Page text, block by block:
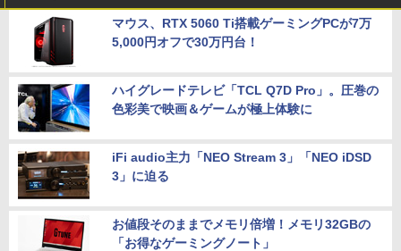
マウス、RTX 5060 Ti搭載ゲーミングPCが7万
5,000円オフで30万円台！
ハイグレードテレビ「TCL Q7D Pro」。圧巻の
色彩美で映画＆ゲームが極上体験に
iFi audio主力「NEO Stream 3」「NEO iDSD
3」に迫る
お値段そのままでメモリ倍増！メモリ32GBの
「お得なゲーミングノート」